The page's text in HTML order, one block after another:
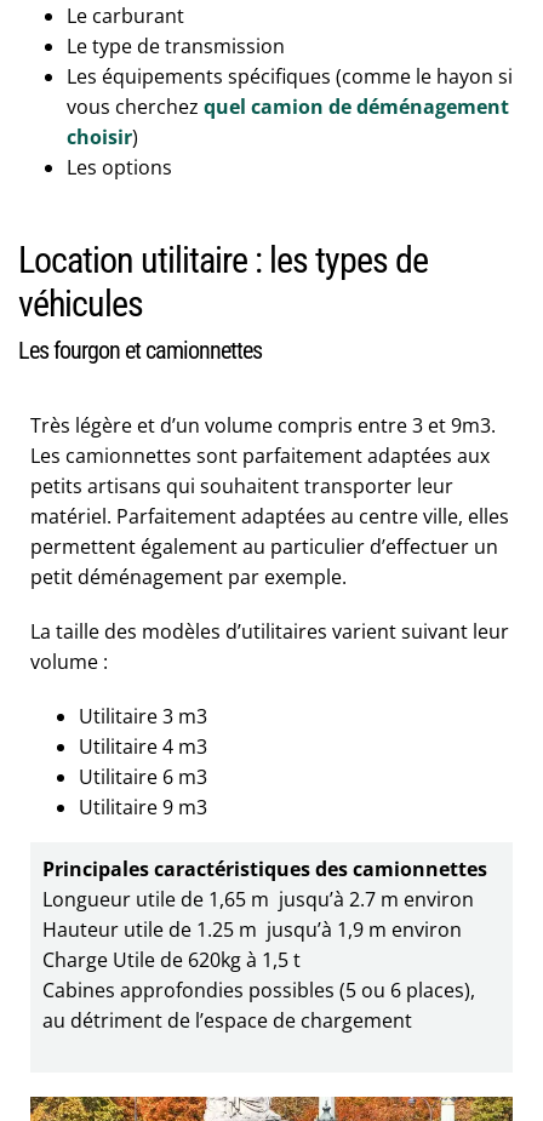
Le carburant
Le type de transmission
Les équipements spécifiques (comme le hayon si
vous cherchez quel camion de déménagement
choisir)
Les options
Location utilitaire : les types de
véhicules
Les fourgon et camionnettes
Très légère et d’un volume compris entre 3 et 9m3.
Les camionnettes sont parfaitement adaptées aux
petits artisans qui souhaitent transporter leur
matériel. Parfaitement adaptées au centre ville, elles
permettent également au particulier d’effectuer un
petit déménagement par exemple.
La taille des modèles d’utilitaires varient suivant leur
volume :
Utilitaire 3 m3
Utilitaire 4 m3
Utilitaire 6 m3
Utilitaire 9 m3
Principales caractéristiques des camionnettes
Longueur utile de 1,65 m jusqu’à 2.7 m environ
Hauteur utile de 1.25 m jusqu’à 1,9 m environ
Charge Utile de 620kg à 1,5 t
Cabines approfondies possibles (5 ou 6 places),
au détriment de l’espace de chargement